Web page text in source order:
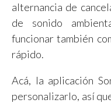
alternancia de
de sonido
funcionar también
rápido.
Acá, la aplicación
personalizarlo, así